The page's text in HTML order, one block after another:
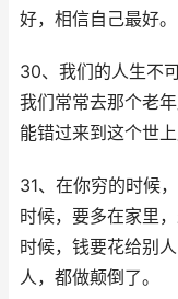
好，相信自己最好。
30、我们的人生不
我们常常去那个老
能错过来到这个世上
31、在你穷的时候
时候，要多在家里
时候，钱要花给别
人，都做颠倒了。